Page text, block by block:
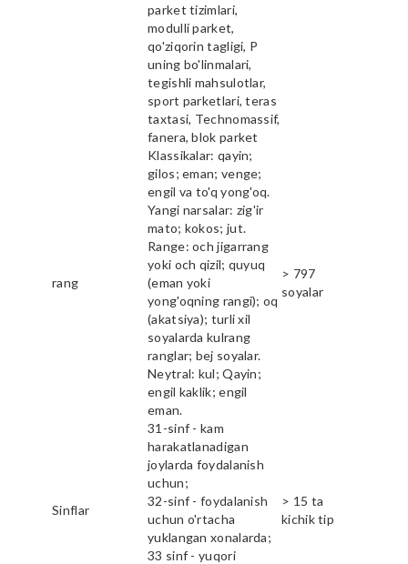
parket tizimlari,
modulli parket,
qo'ziqorin tagligi, P
uning bo'linmalari,
tegishli mahsulotlar,
sport parketlari, teras
taxtasi, Technomassif,
fanera, blok parket
rang
Klassikalar: qayin;
gilos; eman; venge;
engil va to'q yong'oq.
Yangi narsalar: zig'ir
mato; kokos; jut.
Range: och jigarrang
yoki och qizil; quyuq
(eman yoki
yong'oqning rangi); oq
(akatsiya); turli xil
soyalarda kulrang
ranglar; bej soyalar.
Neytral: kul; Qayin;
engil kaklik; engil
eman.
> 797
soyalar
Sinflar
31-sinf - kam
harakatlanadigan
joylarda foydalanish
uchun;
32-sinf - foydalanish
uchun o'rtacha
yuklangan xonalarda;
33 sinf - yuqori
> 15 ta
kichik tip